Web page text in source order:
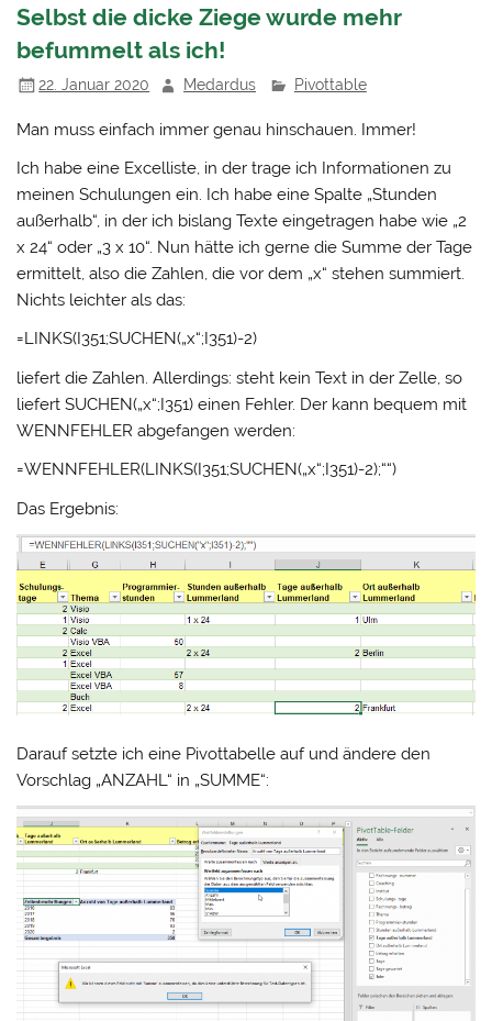
Selbst die dicke Ziege wurde mehr
befummelt als ich!
22. Januar 2020 Medardus Pivottable
Man muss einfach immer genau hinschauen. Immer!
Ich habe eine Excelliste, in der trage ich Informationen zu
meinen Schulungen ein. Ich habe eine Spalte „Stunden
außerhalb“, in der ich bislang Texte eingetragen habe wie „2
x 24“ oder „3 x 10“. Nun hätte ich gerne die Summe der Tage
ermittelt, also die Zahlen, die vor dem „x“ stehen summiert.
Nichts leichter als das:
=LINKS(I351;SUCHEN(„x“;I351)-2)
liefert die Zahlen. Allerdings: steht kein Text in der Zelle, so
liefert SUCHEN(„x“;I351) einen Fehler. Der kann bequem mit
WENNFEHLER abgefangen werden:
=WENNFEHLER(LINKS(I351;SUCHEN(„x“;I351)-2);““)
Das Ergebnis:
Darauf setzte ich eine Pivottabelle auf und ändere den
Vorschlag „ANZAHL“ in „SUMME“: